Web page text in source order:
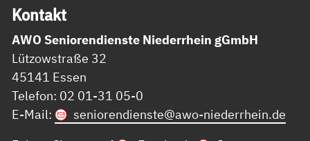
Kon­takt
AWO Seniorendienste Niederrhein gGmbH
Lützowstraße 32
45141 Essen
Telefon: 02 01-31 05-0
E-Mail:
seniorendienste@awo-niederrhein.de